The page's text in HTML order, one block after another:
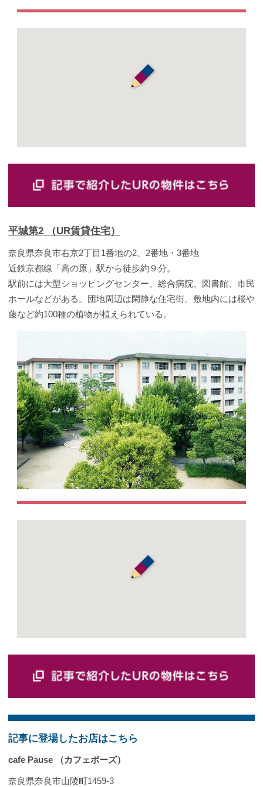
平城第2 （UR賃貸住宅）
奈良県奈良市右京2丁目1番地の2、2番地・3番地
近鉄京都線「高の原」駅から徒歩約９分。
駅前には大型ショッピングセンター、総合病院、図書館、市民
ホールなどがある。団地周辺は閑静な住宅街。敷地内には桜や
藤など約100種の植物が植えられている。
記事に登場したお店はこちら
cafe Pause （カフェポーズ）
奈良県奈良市山陵町1459-3